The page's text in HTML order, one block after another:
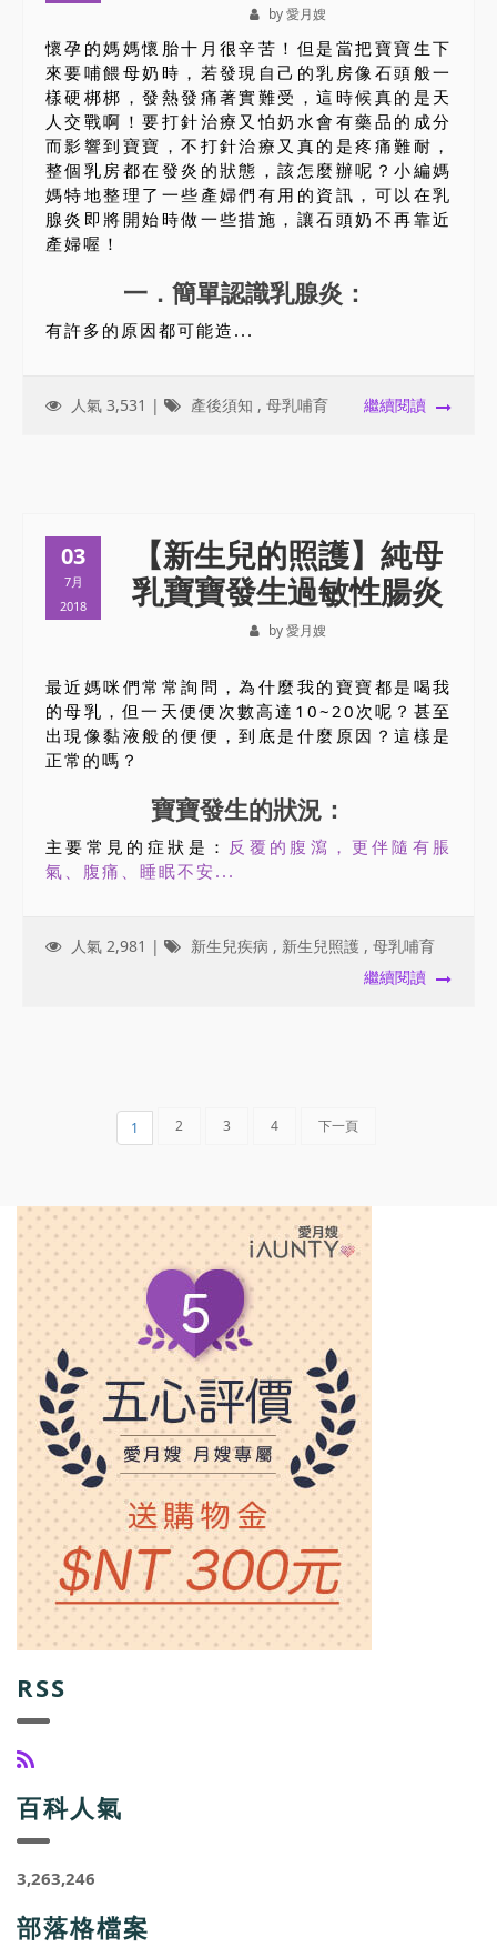
by 愛月嫂
懷孕的媽媽懷胎十月很辛苦！但是當把寶寶生下
來要哺餵母奶時，若發現自己的乳房像石頭般一
樣硬梆梆，發熱發痛著實難受，這時候真的是天
人交戰啊！要打針治療又怕奶水會有藥品的成分
而影響到寶寶，不打針治療又真的是疼痛難耐，
整個乳房都在發炎的狀態，該怎麼辦呢？小編媽
媽特地整理了一些產婦們有用的資訊，可以在乳
腺炎即將開始時做一些措施，讓石頭奶不再靠近
產婦喔！
一．簡單認識乳腺炎：
有許多的原因都可能造...
人氣 3,531 | 產後須知 , 母乳哺育 繼續閱讀
03
7月
2018
【新生兒的照護】純母
乳寶寶發生過敏性腸炎
by 愛月嫂
最近媽咪們常常詢問，為什麼我的寶寶都是喝我
的母乳，但一天便便次數高達10~20次呢？甚至
出現像黏液般的便便，到底是什麼原因？這樣是
正常的嗎？
寶寶發生的狀況：
主要常見的症狀是： 反覆的腹瀉，更伴隨有脹
氣、腹痛、睡眠不安...
人氣 2,981 | 新生兒疾病 , 新生兒照護 , 母乳哺育
繼續閱讀
1 2 3 4 下一頁
RSS
百科人氣
3,263,246
部落格檔案